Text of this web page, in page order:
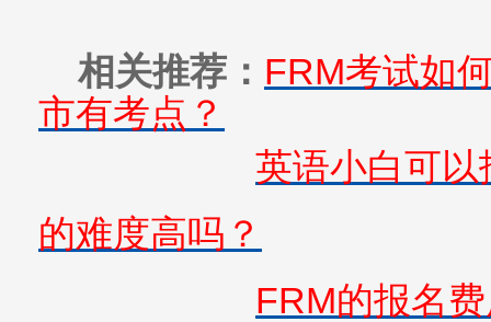
相关推荐： FRM考试如
市有考点？
英语小白可
的难度高吗？
FRM的报名